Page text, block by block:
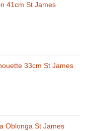
41cm St James
33cm St James
Oblonga St James